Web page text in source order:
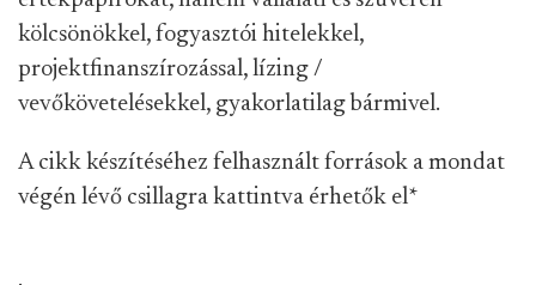
kölcsönökkel, fogyasztói hitelekkel,
projektfinanszírozással, lízing /
vevőkövetelésekkel, gyakorlatilag bármivel.
A cikk készítéséhez felhasznált források a mondat
végén lévő csillagra kattintva érhetők el*
.